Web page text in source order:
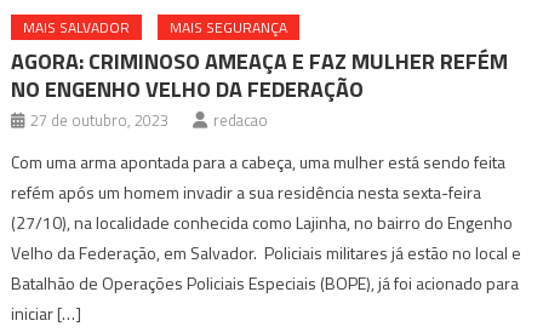
MAIS SALVADOR MAIS SEGURANÇA
AGORA: CRIMINOSO AMEAÇA E FAZ MULHER REFÉM
NO ENGENHO VELHO DA FEDERAÇÃO
27 de outubro, 2023 redacao
Com uma arma apontada para a cabeça, uma mulher está sendo feita
refém após um homem invadir a sua residência nesta sexta-feira
(27/10), na localidade conhecida como Lajinha, no bairro do Engenho
Velho da Federação, em Salvador. Policiais militares já estão no local e
Batalhão de Operações Policiais Especiais (BOPE), já foi acionado para
iniciar […]